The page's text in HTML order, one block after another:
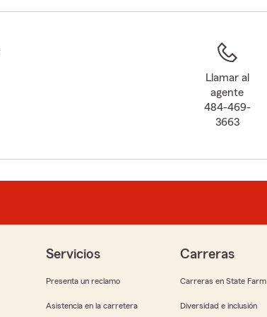
Llamar al
agente
484-469-
3663
Servicios
Presenta un reclamo
Asistencia en la carretera
Carreras
Carreras en State Farm
Diversidad e inclusión